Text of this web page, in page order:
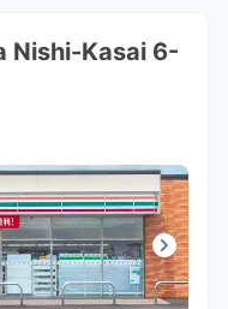
Nishi-Kasai 6-